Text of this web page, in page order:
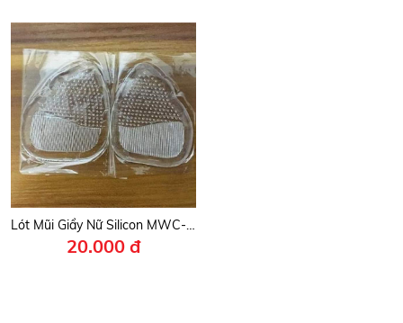
Lót Mũi Giầy Nữ Silicon MWC- 9009
20.000 đ